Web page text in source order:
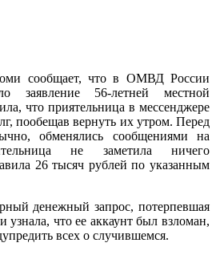
сообщает, что в ОМВД России
заявление 56-летней местной
что приятельница в мессенджере
пообещав вернуть их утром. Перед
обменялись сообщениями на
не заметила ничего
26 тысяч рублей по указанным
денежный запрос, потерпевшая
узнала, что ее аккаунт был взломан,
всех о случившемся.